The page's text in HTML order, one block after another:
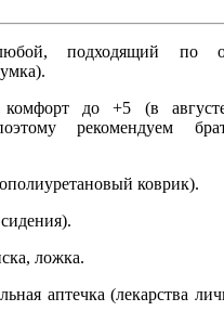
подходящий по
комфорт до +5 (в
рекомендуем
коврик).
ложка.
аптечка (лекарства